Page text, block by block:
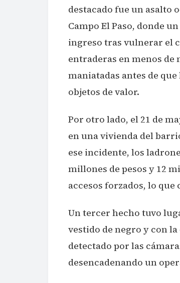
destacado fue un asalto
Campo El Paso, donde
ingreso tras vulnerar el
entraderas en menos
maniatadas antes de
objetos de valor.
Por otro lado, el 21 de
en una vivienda del
ese incidente, los
millones de pesos y 12
accesos forzados, lo
Un tercer hecho tuvo
vestido de negro y con
detectado por las
desencadenando un